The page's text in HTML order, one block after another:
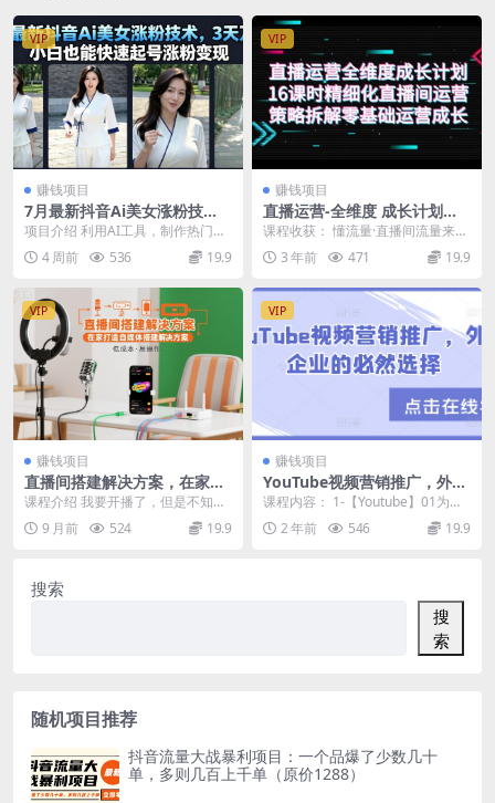
VIP
赚钱项目
7月最新抖音Ai美女涨粉技
术，3天万粉，小白也能快速
项目介绍 利用AI工具，制作热门美
女视频，在抖音快速涨粉。全套玩
法，可直接复制。...
4 周前 536 19.9
VIP
赚钱项目
直播运营-全维度 成长计划，1
6课时精细化直播间运营策略
课程收获： 懂流量·直播间流量来源
与如何承接 懂货品·直播间货品分类
及排品组品策...
3 年前 471 19.9
VIP
赚钱项目
直播间搭建解决方案，在家打
造自媒体搭建解决方案
课程介绍 我要开播了，但是不知道
该怎么搭建直播间，需要花多少
钱？我一般建议先去找...
9 月前 524 19.9
VIP
赚钱项目
YouTube视频营销推广，外贸
企业的必然选择
课程内容： 1-【Youtube】01为什
么要做视频营销? 2-【Youtube...
2 年前 546 19.9
搜索
搜
索
随机项目推荐
抖音流量大战暴利项目：一个品爆了少数几十
单，多则几百上千单（原价1288）